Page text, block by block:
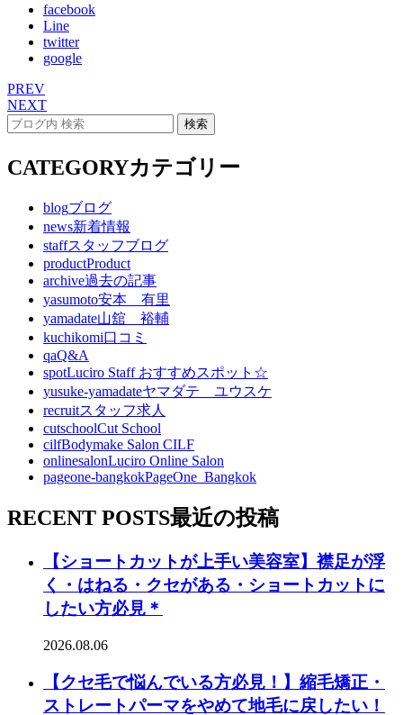
facebook
Line
twitter
google
PREV
NEXT
CATEGORYカテゴリー
blogブログ
news新着情報
staffスタッフブログ
productProduct
archive過去の記事
yasumoto安本 有里
yamadate山舘 裕輔
kuchikomi口コミ
qaQ&A
spotLuciro Staff おすすめスポット☆
yusuke-yamadateヤマダテ ユウスケ
recruitスタッフ求人
cutschoolCut School
cilfBodymake Salon CILF
onlinesalonLuciro Online Salon
pageone-bangkokPageOne_Bangkok
RECENT POSTS最近の投稿
【ショートカットが上手い美容室】襟足が浮
く・はねる・クセがある・ショートカットに
したい方必見＊
2026.08.06
【クセ毛で悩んでいる方必見！】縮毛矯正・
ストレートパーマをやめて地毛に戻したい！